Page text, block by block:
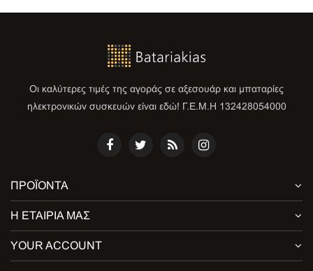
Οι καλύτερες τιμές της αγοράς σε αξεσουάρ και μπαταρίες
ηλεκτρονικών συσκευών είναι εδώ! Γ.Ε.Μ.Η 132428054000
ΠΡΟΪΌΝΤΑ
Η ΕΤΑΙΡΊΑ ΜΑΣ
YOUR ACCOUNT